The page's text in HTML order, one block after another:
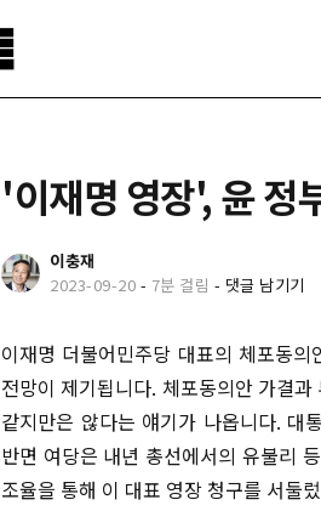
'이재명 영장', 윤 정
이충재
2023-09-20 - 7분 걸림 - 댓글 남기기
이재명 더불어민주당 대표의 체포동
전망이 제기됩니다. 체포동의안 가결
같지만은 않다는 얘기가 나옵니다. 대
반면 여당은 내년 총선에서의 유불리
조율을 통해 이 대표 영장 청구를 서둘